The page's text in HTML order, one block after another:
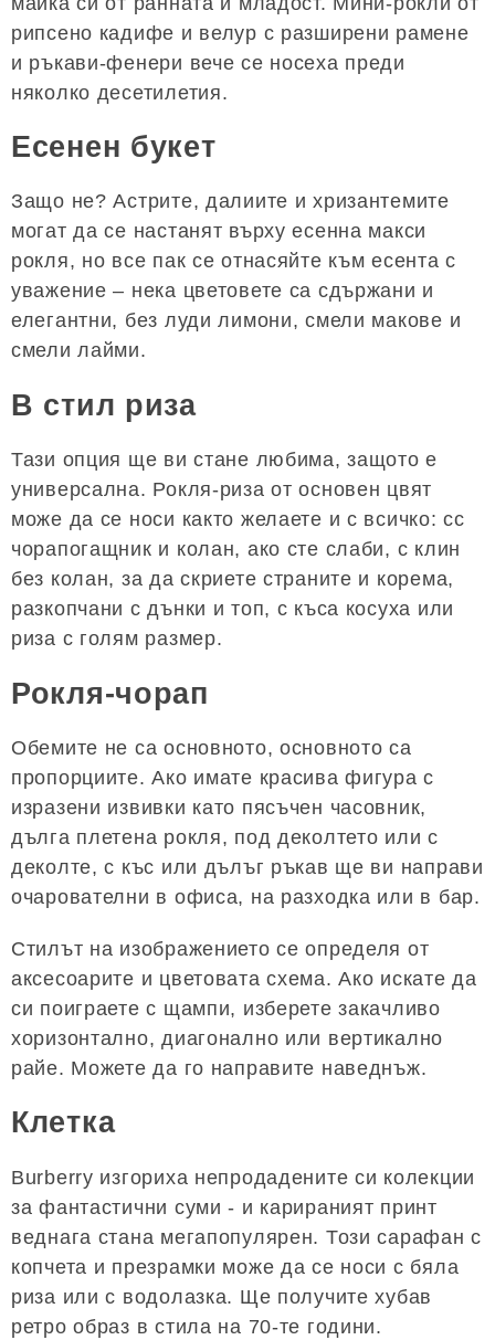
рипсено кадифе и велур с разширени рамене
и ръкави-фенери вече се носеха преди
няколко десетилетия.
Есенен букет
Защо не? Астрите, далиите и хризантемите
могат да се настанят върху есенна макси
рокля, но все пак се отнасяйте към есента с
уважение – нека цветовете са сдържани и
елегантни, без луди лимони, смели макове и
смели лайми.
В стил риза
Тази опция ще ви стане любима, защото е
универсална. Рокля-риза от основен цвят
може да се носи както желаете и с всичко: сс
чорапогащник и колан, ако сте слаби, с клин
без колан, за да скриете страните и корема,
разкопчани с дънки и топ, с къса косуха или
риза с голям размер.
Рокля-чорап
Обемите не са основното, основното са
пропорциите. Ако имате красива фигура с
изразени извивки като пясъчен часовник,
дълга плетена рокля, под деколтето или с
деколте, с къс или дълъг ръкав ще ви направи
очарователни в офиса, на разходка или в бар.
Стилът на изображението се определя от
аксесоарите и цветовата схема. Ако искате да
си поиграете с щампи, изберете закачливо
хоризонтално, диагонално или вертикално
райе. Можете да го направите наведнъж.
Клетка
Burberry изгориха непродадените си колекции
за фантастични суми - и карираният принт
веднага стана мегапопулярен. Този сарафан с
копчета и презрамки може да се носи с бяла
риза или с водолазка. Ще получите хубав
ретро образ в стила на 70-те години.